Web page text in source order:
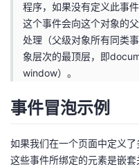
者
我
博
客
的
论
我
的
我
程序，如果没有定义此事
这个事件会向这个对象的
处理（父级对象所有同类
象层次的最顶层，即
window）。
事件冒泡示例
如果我们在一个页面中定义
这些事件所绑定的元素是嵌